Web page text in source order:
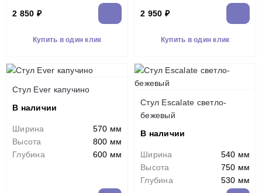
2 850 ₽
Купить в один клик
2 950 ₽
Купить в один клик
Стул Ever капучино
В наличии
Ширина
570 мм
Высота
800 мм
Глубина
600 мм
Стул Escalate светло-
бежевый
В наличии
Ширина
540 мм
Высота
750 мм
Глубина
530 мм